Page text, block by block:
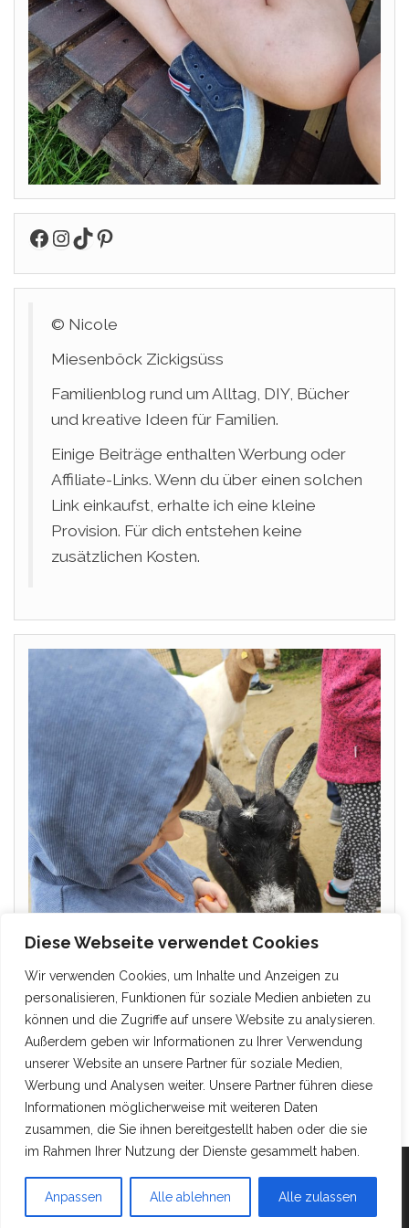
Diese Webseite verwendet Cookies
Wir verwenden Cookies, um Inhalte und Anzeigen zu
personalisieren, Funktionen für soziale Medien anbieten zu
können und die Zugriffe auf unsere Website zu analysieren.
Außerdem geben wir Informationen zu Ihrer Verwendung
unserer Website an unsere Partner für soziale Medien,
Werbung und Analysen weiter. Unsere Partner führen diese
Informationen möglicherweise mit weiteren Daten
zusammen, die Sie ihnen bereitgestellt haben oder die sie
im Rahmen Ihrer Nutzung der Dienste gesammelt haben.
Anpassen Alle ablehnen Alle zulassen
Facebook
Instagram
TikTok
Pinterest
© Nicole
Miesenböck Zickigsüss
Familienblog rund um Alltag, DIY, Bücher
und kreative Ideen für Familien.
Einige Beiträge enthalten Werbung oder
Affiliate-Links. Wenn du über einen solchen
Link einkaufst, erhalte ich eine kleine
Provision. Für dich entstehen keine
zusätzlichen Kosten.
Mit Stolz präsentiert vonWordPress |Theme:Head
Blog